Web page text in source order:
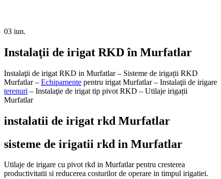
03 iun.
Instalaţii de irigat RKD în Murfatlar
Instalaţii de irigat RKD in Murfatlar – Sisteme de irigații RKD
Murfatlar – Echipamente pentru irigat Murfatlar – Instalaţii de irigare
terenuri – Instalaţie de irigat tip pivot RKD – Utilaje irigații
Murfatlar
instalatii de irigat rkd Murfatlar
sisteme de irigatii rkd in Murfatlar
Utilaje de irigare cu pivot rkd in Murfatlar pentru cresterea
productivitatii si reducerea costurilor de operare in timpul irigatiei.